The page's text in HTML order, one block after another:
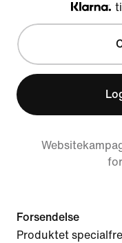
Forsendelse
Produktet